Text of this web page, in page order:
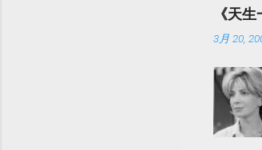
《天
3月 20,